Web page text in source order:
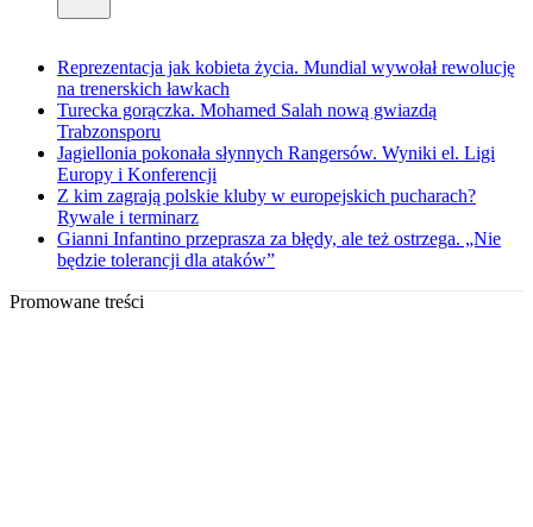
Reprezentacja jak kobieta życia. Mundial wywołał rewolucję
na trenerskich ławkach
Turecka gorączka. Mohamed Salah nową gwiazdą
Trabzonsporu
Jagiellonia pokonała słynnych Rangersów. Wyniki el. Ligi
Europy i Konferencji
Z kim zagrają polskie kluby w europejskich pucharach?
Rywale i terminarz
Gianni Infantino przeprasza za błędy, ale też ostrzega. „Nie
będzie tolerancji dla ataków”
Promowane treści